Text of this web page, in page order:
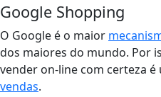
Google Shopping
O Google é o maior
dos maiores do mundo. Por
vender on-line com certeza é
vendas.